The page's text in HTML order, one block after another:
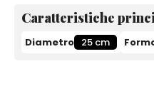
Caratteristiche
Diametro 25 cm